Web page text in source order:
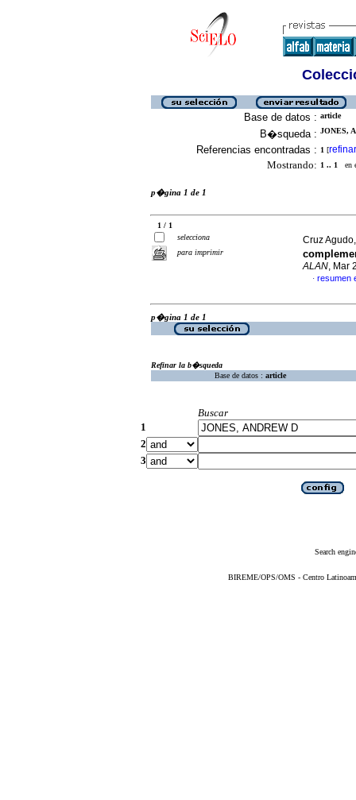
Base de datos : article
B�squeda : JONES,
Referencias encontradas : 1 [refinar
Mostrando: 1 .. 1 en
p�gina 1 de 1
1 / 1
selecciona
para imprimir
Cruz
ALAN, Mar
· resumen
p�gina 1 de 1
Refinar la b�squeda
Base de datos : article
Buscar
1
2
3
Search
BIREME/OPS/OMS - Centro